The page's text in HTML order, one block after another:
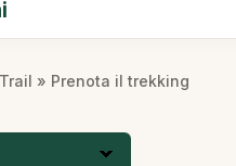
» Prenota il trekking